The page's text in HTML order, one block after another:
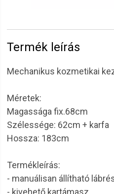
Termék leírás
Mechanikus kozmetikai
Méretek:
Magassága fix.68cm
Szélessége: 62cm + karfa
Hossza: 183cm
Termékleírás:
- manuálisan állítható
- kivehető kartámasz